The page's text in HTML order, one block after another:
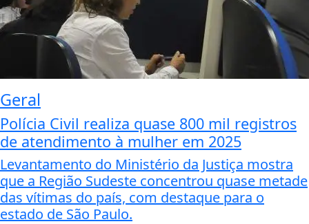
Geral
Polícia Civil realiza quase 800 mil registros
de atendimento à mulher em 2025
Levantamento do Ministério da Justiça mostra
que a Região Sudeste concentrou quase metade
das vítimas do país, com destaque para o
estado de São Paulo.